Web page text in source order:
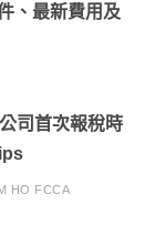
、最新費用及
司首次報稅時
HO FCCA